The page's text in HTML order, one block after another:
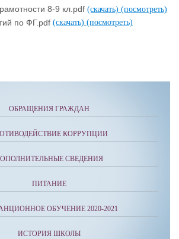
8-9 кл.pdf (скачать) (посмотреть)
по ФГ.pdf (скачать) (посмотреть)
ОБРАЩЕНИЯ ГРАЖДАН
КОРРУПЦИИ
СВЕДЕНИЯ
ПИТАНИЕ
ОБУЧЕНИЕ 2020-2021
ИСТОРИЯ ШКОЛЫ